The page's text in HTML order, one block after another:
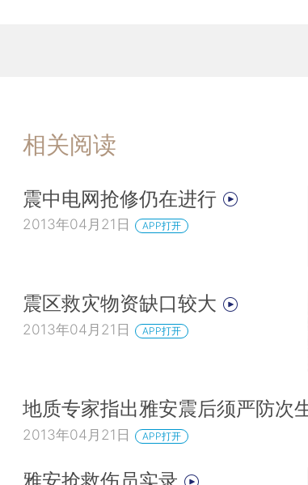
相关阅读
震中电网抢修仍在进行
2013年04月21日 APP打开
震区救灾物资缺口较大
2013年04月21日 APP打开
地质专家指出雅安震后须严防次
2013年04月21日 APP打开